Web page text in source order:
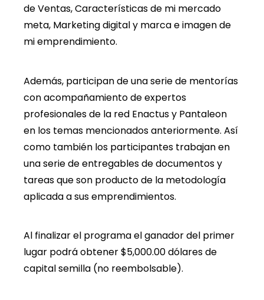
de Ventas, Características de mi mercado
meta, Marketing digital y marca e imagen de
mi emprendimiento.
Además, participan de una serie de mentorías
con acompañamiento de expertos
profesionales de la red Enactus y Pantaleon
en los temas mencionados anteriormente. Así
como también los participantes trabajan en
una serie de entregables de documentos y
tareas que son producto de la metodología
aplicada a sus emprendimientos.
Al finalizar el programa el ganador del primer
lugar podrá obtener $5,000.00 dólares de
capital semilla (no reembolsable).